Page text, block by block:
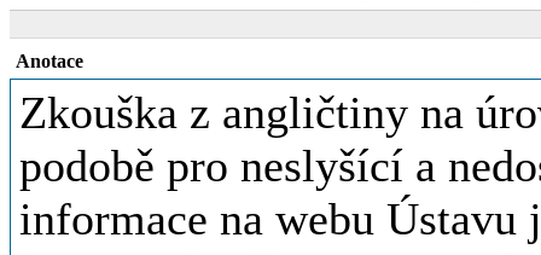
Anotace
Zkouška z angličtiny na
podobě pro neslyšící a
informace na webu